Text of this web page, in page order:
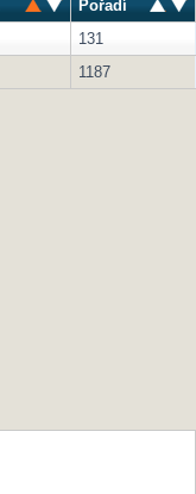
Pořadí
131
1187